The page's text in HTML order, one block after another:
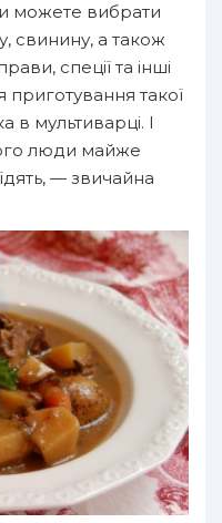
можете вибрати
свинину, а також
спеції та інші
приготування такої
мультиварці. І
люди майже
— звичайна